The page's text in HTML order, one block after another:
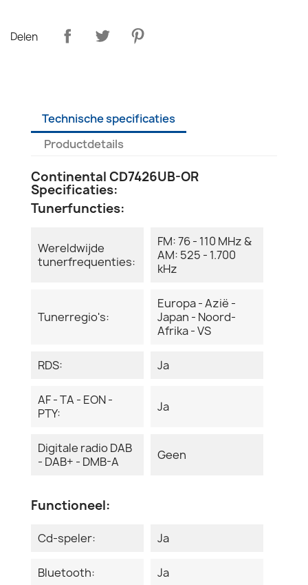
Delen
Technische specificaties
Productdetails
Continental CD7426UB-OR
Specificaties:
Tunerfuncties:
Wereldwijde
tunerfrequenties:
FM: 76 - 110 MHz &
AM: 525 - 1.700
kHz
Tunerregio's:
Europa - Azië -
Japan - Noord-
Afrika - VS
RDS: Ja
AF - TA - EON -
PTY:
Ja
Digitale radio DAB
- DAB+ - DMB-A
Geen
Functioneel:
Cd-speler: Ja
Bluetooth: Ja